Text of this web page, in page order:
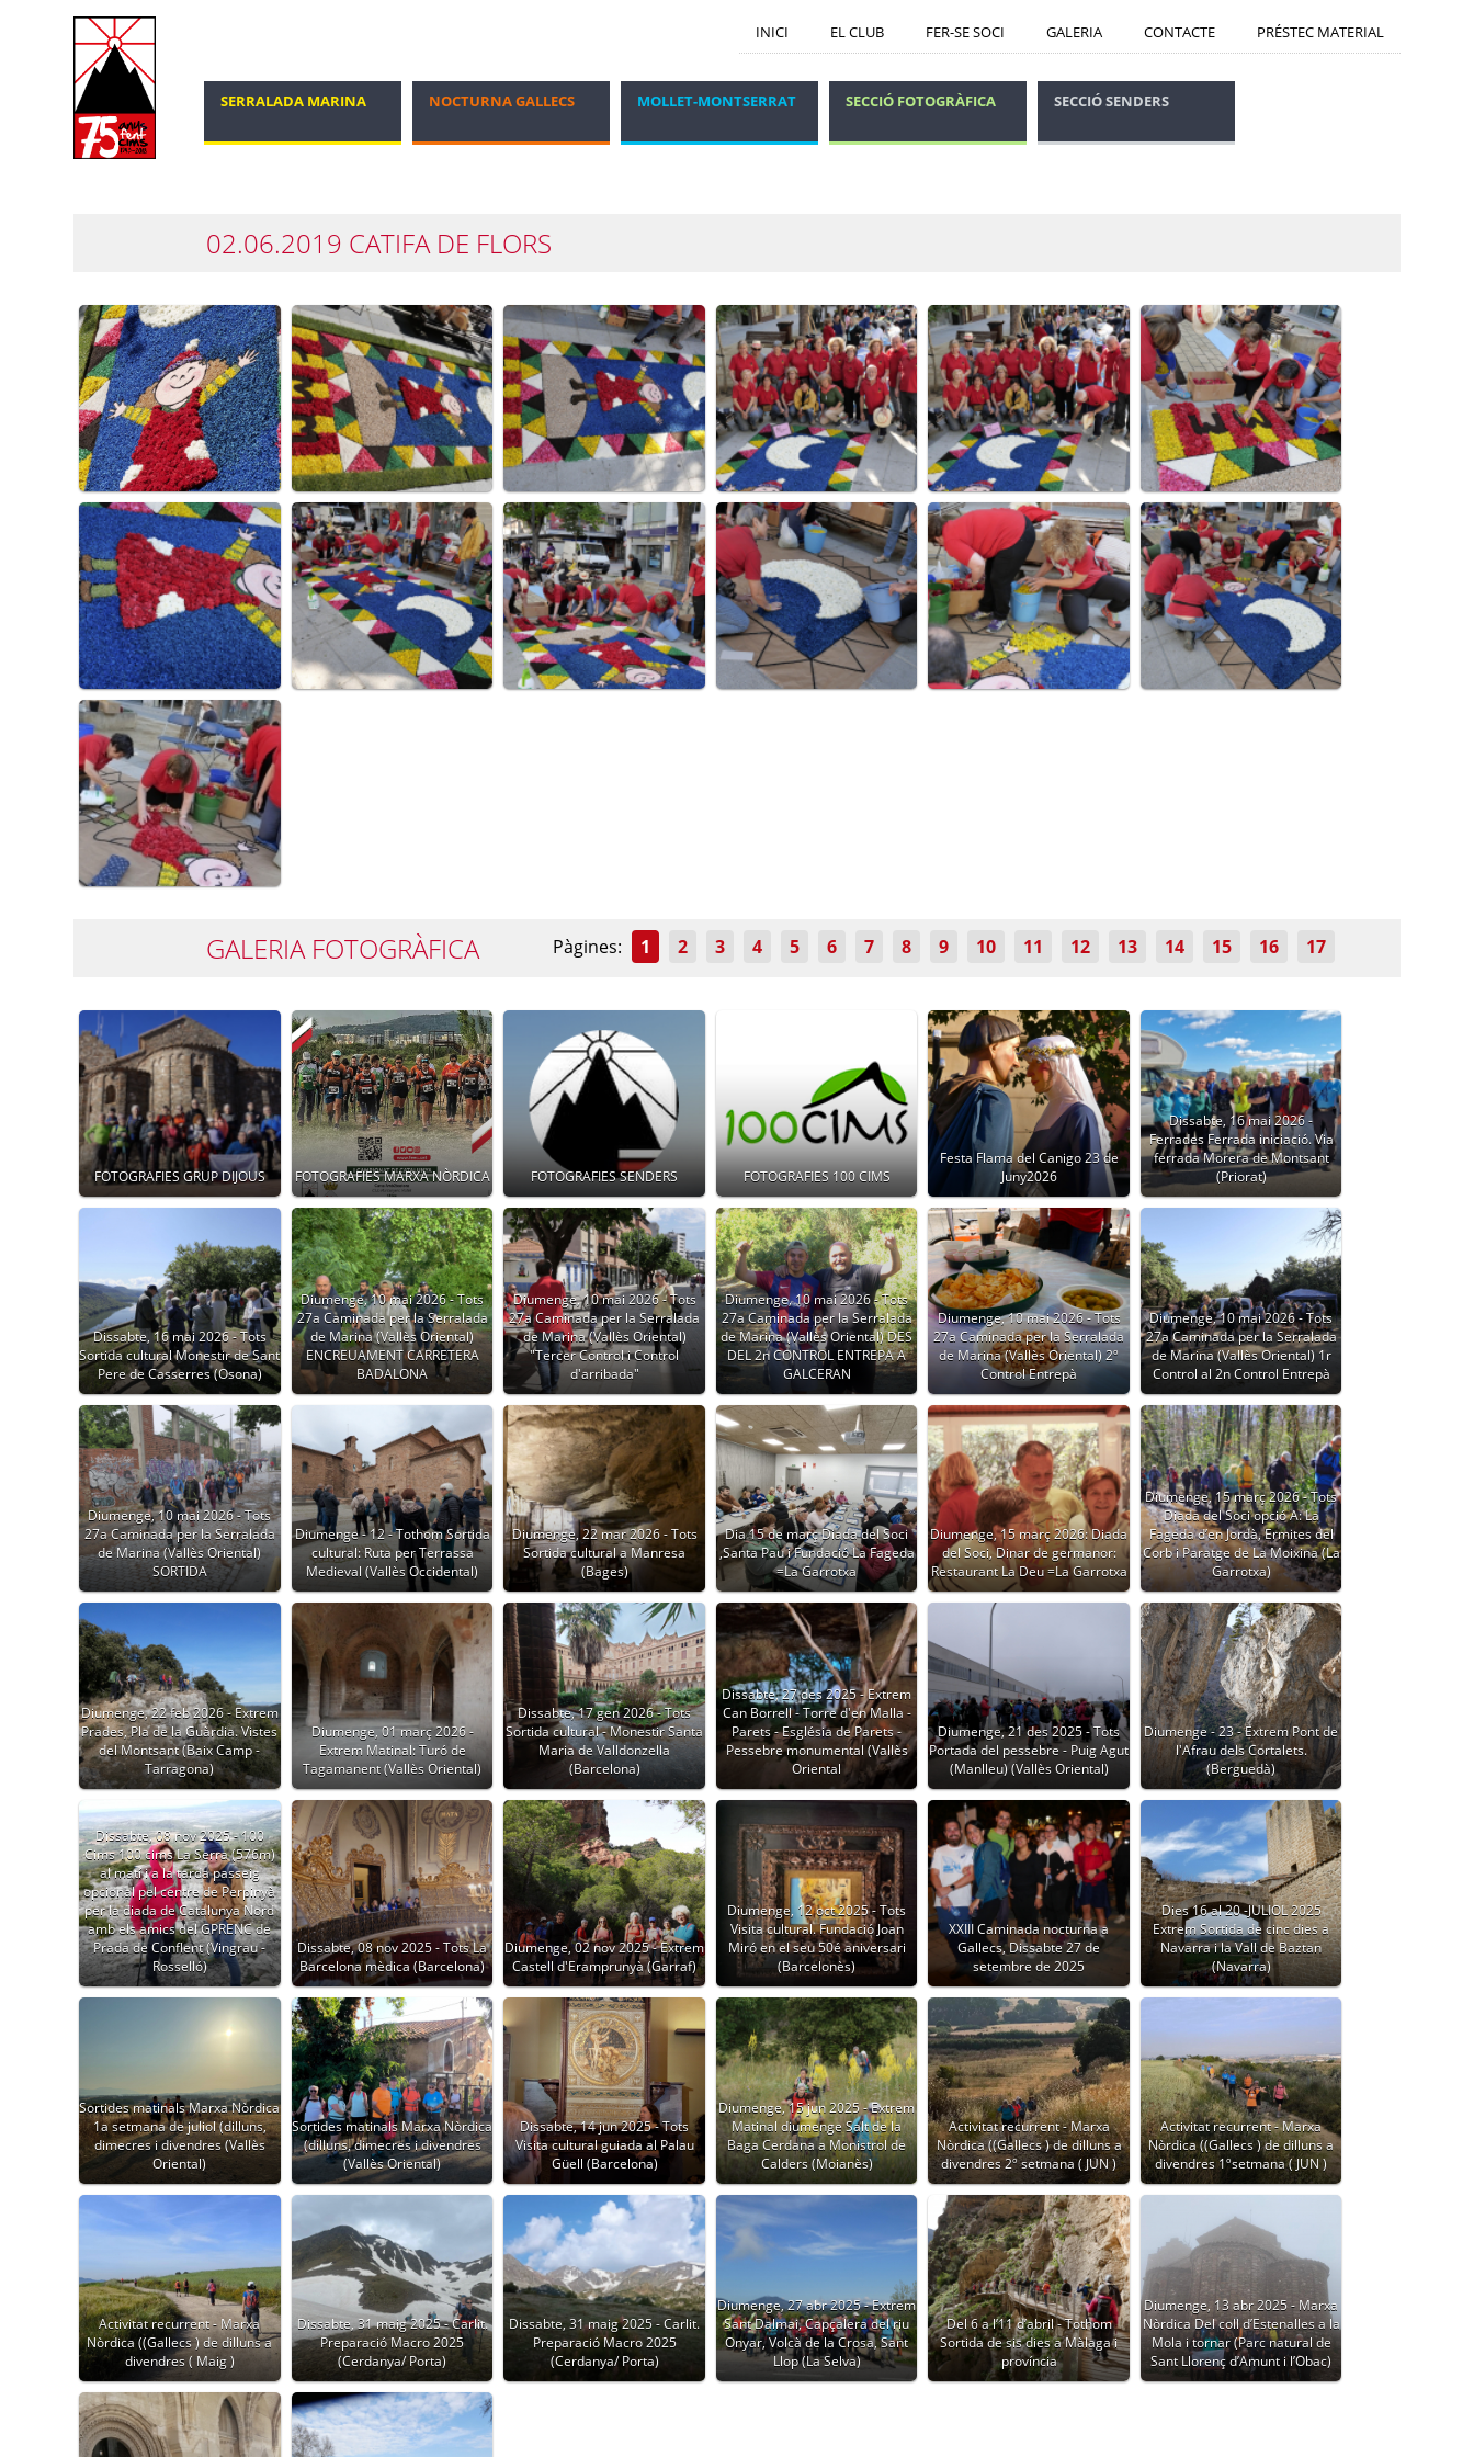
INICI EL CLUB FER-SE SOCI GALERIA CONTACTE PRÉSTEC MATERIAL
SERRALADA MARINA NOCTURNA GALLECS MOLLET-MONTSERRAT SECCIÓ FOTOGRÀFICA SECCIÓ SENDERS
02.06.2019 CATIFA DE FLORS
Pàgines: 1 2 3 4 5 6 7 8 9 10 11 12 13 14 15 16 17
GALERIA FOTOGRÀFICA
FOTOGRAFIES GRUP DIJOUS FOTOGRAFIES MARXA NÒRDICA FOTOGRAFIES SENDERS FOTOGRAFIES 100 CIMS
Festa Flama del Canigo 23 de
Juny2026
Dissabte, 16 mai 2026 -
Ferrades Ferrada iniciació. Via
ferrada Morera de Montsant
(Priorat)
Dissabte, 16 mai 2026 - Tots
Sortida cultural Monestir de Sant
Pere de Casserres (Osona)
Diumenge, 10 mai 2026 - Tots
27a Caminada per la Serralada
de Marina (Vallès Oriental)
ENCREUAMENT CARRETERA
BADALONA
Diumenge, 10 mai 2026 - Tots
27a Caminada per la Serralada
de Marina (Vallès Oriental)
"Tercer Control i Control
d'arribada"
Diumenge, 10 mai 2026 - Tots
27a Caminada per la Serralada
de Marina (Vallès Oriental) DES
DEL 2n CONTROL ENTREPA A
GALCERAN
Diumenge, 10 mai 2026 - Tots
27a Caminada per la Serralada
de Marina (Vallès Oriental) 2º
Control Entrepà
Diumenge, 10 mai 2026 - Tots
27a Caminada per la Serralada
de Marina (Vallès Oriental) 1r
Control al 2n Control Entrepà
Diumenge, 10 mai 2026 - Tots
27a Caminada per la Serralada
de Marina (Vallès Oriental)
SORTIDA
Diumenge - 12 - Tothom Sortida
cultural: Ruta per Terrassa
Medieval (Vallès Occidental)
Diumenge, 22 mar 2026 - Tots
Sortida cultural a Manresa
(Bages)
Dia 15 de març Diada del Soci
,Santa Pau i Fundació La Fageda
=La Garrotxa
Diumenge, 15 març 2026: Diada
del Soci, Dinar de germanor:
Restaurant La Deu =La Garrotxa
Diumenge, 15 març 2026 - Tots
Diada del Soci opció A: La
Fageda d’en Jordà, Ermites del
Corb i Paratge de La Moixina (La
Garrotxa)
Diumenge, 22 feb 2026 - Extrem
Prades, Pla de la Guàrdia. Vistes
del Montsant (Baix Camp -
Tarragona)
Diumenge, 01 març 2026 -
Extrem Matinal: Turó de
Tagamanent (Vallès Oriental)
Dissabte, 17 gen 2026 - Tots
Sortida cultural - Monestir Santa
Maria de Valldonzella
(Barcelona)
Dissabte, 27 des 2025 - Extrem
Can Borrell - Torre d'en Malla -
Parets - Església de Parets -
Pessebre monumental (Vallès
Oriental
Diumenge, 21 des 2025 - Tots
Portada del pessebre - Puig Agut
(Manlleu) (Vallès Oriental)
Diumenge - 23 - Extrem Pont de
l'Afrau dels Cortalets.
(Berguedà)
Dissabte, 08 nov 2025 - 100
Cims 100 cims La Serra (576m)
al matí i a la tarda passeig
opcional pel centre de Perpinyà
per la diada de Catalunya Nord
amb els amics del GPRENC de
Prada de Conflent (Vingrau -
Rosselló)
Dissabte, 08 nov 2025 - Tots La
Barcelona mèdica (Barcelona)
Diumenge, 02 nov 2025 - Extrem
Castell d'Eramprunyà (Garraf)
Diumenge, 12 oct 2025 - Tots
Visita cultural. Fundació Joan
Miró en el seu 50é aniversari
(Barcelonès)
XXIII Caminada nocturna a
Gallecs, Dissabte 27 de
setembre de 2025
Dies 16 al 20 -JULIOL 2025
Extrem Sortida de cinc dies a
Navarra i la Vall de Baztan
(Navarra)
Sortides matinals Marxa Nòrdica
1a setmana de juliol (dilluns,
dimecres i divendres (Vallès
Oriental)
Sortides matinals Marxa Nòrdica
(dilluns, dimecres i divendres
(Vallès Oriental)
Dissabte, 14 jun 2025 - Tots
Visita cultural guiada al Palau
Güell (Barcelona)
Diumenge, 15 jun 2025 - Extrem
Matinal diumenge Salt de la
Baga Cerdana a Monistrol de
Calders (Moianès)
Activitat recurrent - Marxa
Nòrdica ((Gallecs ) de dilluns a
divendres 2º setmana ( JUN )
Activitat recurrent - Marxa
Nòrdica ((Gallecs ) de dilluns a
divendres 1ºsetmana ( JUN )
Activitat recurrent - Marxa
Nòrdica ((Gallecs ) de dilluns a
divendres ( Maig )
Dissabte, 31 maig 2025 - Carlit.
Preparació Macro 2025
(Cerdanya/ Porta)
Dissabte, 31 maig 2025 - Carlit.
Preparació Macro 2025
(Cerdanya/ Porta)
Diumenge, 27 abr 2025 - Extrem
Sant Dalmai, Capçalera del riu
Onyar, Volcà de la Crosa, Sant
Llop (La Selva)
Del 6 a l’11 d’abril - Tothom
Sortida de sis dies a Màlaga i
província
Diumenge, 13 abr 2025 - Marxa
Nòrdica Del coll d’Estenalles a la
Mola i tornar (Parc natural de
Sant Llorenç d’Amunt i l’Obac)